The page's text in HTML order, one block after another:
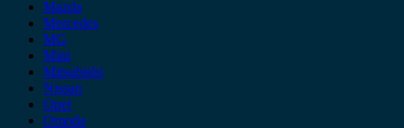
Mazda
Mercedes
MG
Mini
Mitsubishi
Nissan
Opel
Omoda